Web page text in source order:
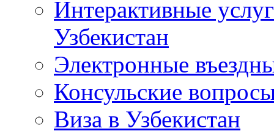
Интерактивные
Узбекистан
Электронные
Консульские
Виза в Узбекистан